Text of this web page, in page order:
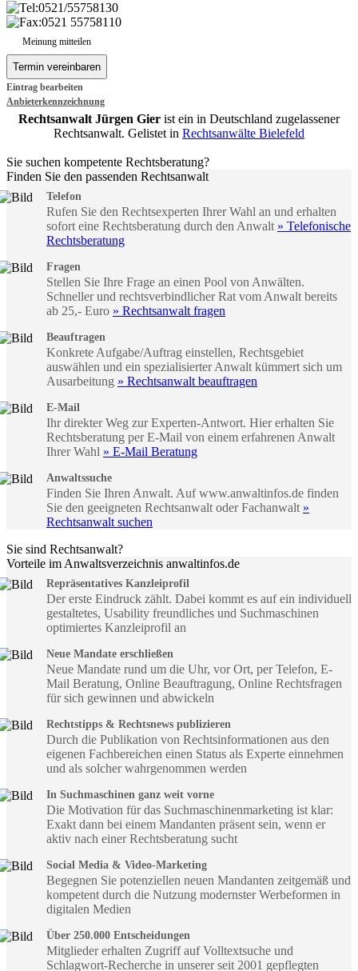
0521/55758130
0521 55758110
Meinung mitteilen
Eintrag bearbeiten
Anbieterkennzeichnung
Rechtsanwalt Jürgen Gier ist ein in Deutschland zugelassener
Rechtsanwalt. Gelistet in Rechtsanwälte Bielefeld
Sie suchen kompetente Rechtsberatung?
Finden Sie den passenden Rechtsanwalt
Telefon
Rufen Sie den Rechtsexperten Ihrer Wahl an und erhalten
sofort eine Rechtsberatung durch den Anwalt » Telefonische
Rechtsberatung
Fragen
Stellen Sie Ihre Frage an einen Pool von Anwälten.
Schneller und rechtsverbindlicher Rat vom Anwalt bereits
ab 25,- Euro » Rechtsanwalt fragen
Beauftragen
Konkrete Aufgabe/Auftrag einstellen, Rechtsgebiet
auswählen und ein spezialisierter Anwalt kümmert sich um
Ausarbeitung » Rechtsanwalt beauftragen
E-Mail
Ihr direkter Weg zur Experten-Antwort. Hier erhalten Sie
Rechtsberatung per E-Mail von einem erfahrenen Anwalt
Ihrer Wahl » E-Mail Beratung
Anwaltssuche
Finden Sie Ihren Anwalt. Auf www.anwaltinfos.de finden
Sie den geeigneten Rechtsanwalt oder Fachanwalt »
Rechtsanwalt suchen
Sie sind Rechtsanwalt?
Vorteile im Anwaltsverzeichnis anwaltinfos.de
Repräsentatives Kanzleiprofil
Der erste Eindruck zählt. Dabei kommt es auf ein individuell
gestaltetes, Usability freundliches und Suchmaschinen
optimiertes Kanzleiprofil an
Neue Mandate erschließen
Neue Mandate rund um die Uhr, vor Ort, per Telefon, E-
Mail Beratung, Online Beauftragung, Online Rechtsfragen
für sich gewinnen und abwickeln
Rechtstipps & Rechtsnews publizieren
Durch die Publikation von Rechtsinformationen aus den
eigenen Fachbereichen einen Status als Experte einnehmen
und als solcher wahrgenommen werden
In Suchmaschinen ganz weit vorne
Die Motivation für das Suchmaschinenmarketing ist klar:
Exakt dann bei einem Mandanten präsent sein, wenn er
aktiv nach einer Rechtsberatung sucht
Social Media & Video-Marketing
Begegnen Sie potenziellen neuen Mandanten zeitgemäß und
kompetent durch die Nutzung modernster Werbeformen in
digitalen Medien
Über 250.000 Entscheidungen
Mitglieder erhalten Zugriff auf Volltextsuche und
Schlagwort-Recherche in unserer seit 2001 gepflegten